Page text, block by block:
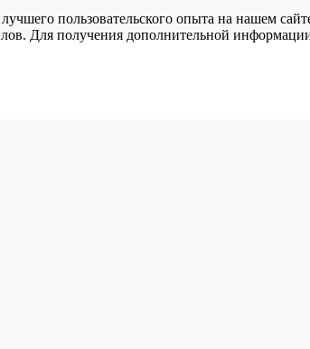
пользовательского опыта на нашем
Для получения дополнительной